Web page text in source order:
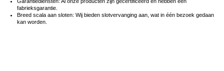
Garantiediensten: Al onze producten zijn gecertificeerd en hebben een
fabrieksgarantie.
Breed scala aan sloten: Wij bieden slotvervanging aan, wat in één bezoek gedaan
kan worden.